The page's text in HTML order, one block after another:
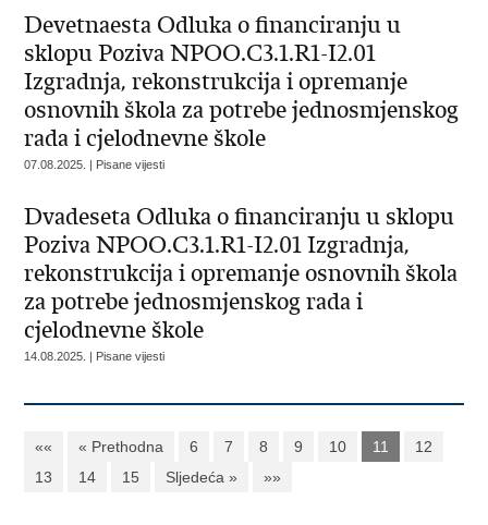
Devetnaesta Odluka o financiranju u
sklopu Poziva NPOO.C3.1.R1-I2.01
Izgradnja, rekonstrukcija i opremanje
osnovnih škola za potrebe jednosmjenskog
rada i cjelodnevne škole
07.08.2025. | Pisane vijesti
Dvadeseta Odluka o financiranju u sklopu
Poziva NPOO.C3.1.R1-I2.01 Izgradnja,
rekonstrukcija i opremanje osnovnih škola
za potrebe jednosmjenskog rada i
cjelodnevne škole
14.08.2025. | Pisane vijesti
«« « Prethodna 6 7 8 9 10 11
12
13
14 15 Sljedeća » »»